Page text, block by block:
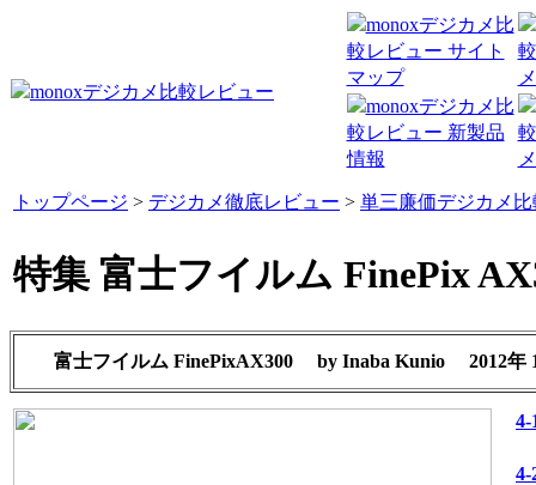
トップページ > デジカメ徹底レビュー > 単三廉価デジカメ比
特集 富士フイルム FinePix
富士フイルム FinePixAX300by Inaba Kunio 2012年
4-
4-